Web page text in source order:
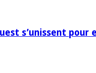
s’unissent pour